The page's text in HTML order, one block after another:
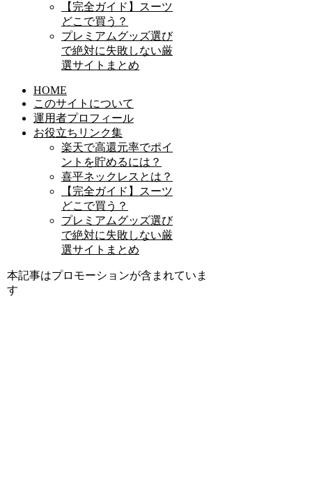
【完全ガイド】スーツ
どこで買う？
プレミアムグッズ選び
で絶対に失敗しない厳
選サイトまとめ
HOME
このサイトについて
運用者プロフィール
お役立ちリンク集
楽天で高還元率でポイ
ントを貯めるには？
喜平ネックレスとは？
【完全ガイド】スーツ
どこで買う？
プレミアムグッズ選び
で絶対に失敗しない厳
選サイトまとめ
本記事はプロモーションが含まれていま
す